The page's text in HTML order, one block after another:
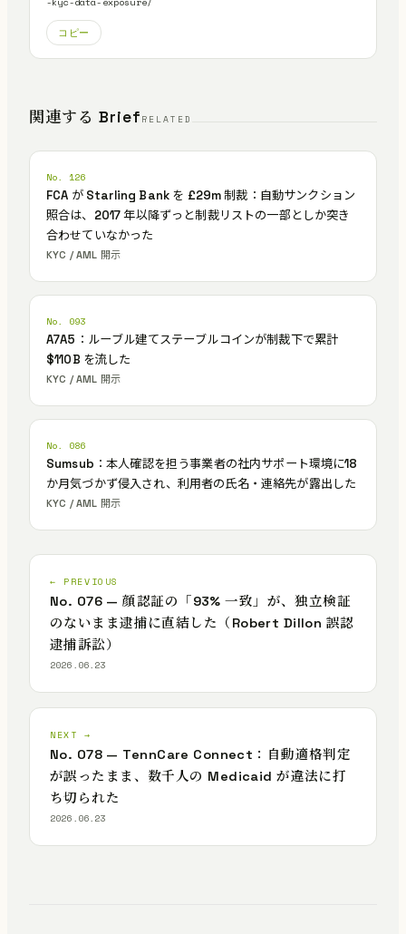
コピー
関連する Brief RELATED
No. 126
FCA が Starling Bank を £29m 制裁：自動サンクション
照合は、2017 年以降ずっと制裁リストの一部としか突き
合わせていなかった
KYC / AML 開示
No. 093
A7A5：ルーブル建てステーブルコインが制裁下で累計
$110B を流した
KYC / AML 開示
No. 086
Sumsub：本人確認を担う事業者の社内サポート環境に18
か月気づかず侵入され、利用者の氏名・連絡先が露出した
KYC / AML 開示
← PREVIOUS
No. 076 — 顔認証の「93% 一致」が、独立検証
のないまま逮捕に直結した（Robert Dillon 誤認
逮捕訴訟）
2026.06.23
NEXT →
No. 078 — TennCare Connect：自動適格判定
が誤ったまま、数千人の Medicaid が違法に打
ち切られた
2026.06.23